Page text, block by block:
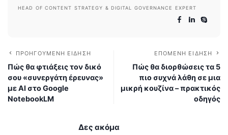
HEAD OF CONTENT STRATEGY & DIGITAL GOVERNANCE EXPERT
ΠΡΟΗΓΟΎΜΕΝΗ ΕΊΔΗΣΗ
Πώς θα φτιάξεις τον δικό
σου «συνεργάτη έρευνας»
με AI στο Google
NotebookLM
ΕΠΌΜΕΝΗ ΕΊΔΗΣΗ
Πώς θα διορθώσεις τα 5
πιο συχνά λάθη σε μια
μικρή κουζίνα – πρακτικός
οδηγός
Δες ακόμα